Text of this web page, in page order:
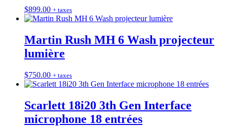
$899.00 + taxes
Martin Rush MH 6 Wash projecteur
lumière
$750.00 + taxes
Scarlett 18i20 3th Gen Interface
microphone 18 entrées